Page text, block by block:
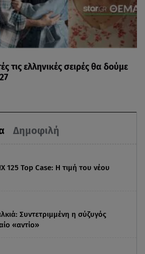
Δημοφιλή
125 Τοp Case: Η τιμή του νέου
Συντετριμμένη η σύζυγός
«αντίο»
τις ελληνικές σειρές θα δούμε